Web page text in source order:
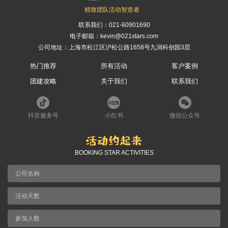
精致团队活动智造者
联系我们： 021-60901690
电子邮箱：kevin@021stars.com
公司地址：上海市松江区沪松公路1658号九润科创园3层
热门推荐 所有活动
客户案例
团建攻略
关于我们 联系我们
抖音服务号 小红书 微信公众号
BOOKING STAR ACTIVITIES